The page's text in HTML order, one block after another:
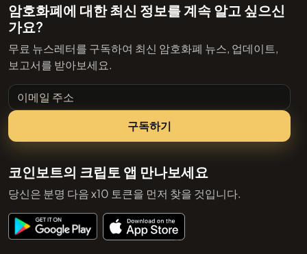
암호화폐에 대한 최신 정보를 계속 알고 싶으신
가요?
무료 뉴스레터를 구독하여 최신 암호화폐 뉴스, 업데이트,
보고서를 받아보세요.
이메일 주소
구독하기
코인보트의 크립토 앱 만나보세요
당신은 분명 다음 x10 토큰을 먼저 찾을 것입니다.